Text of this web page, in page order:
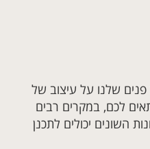
שלנו על עיצוב של
לכם, במקרים רבים
השונים יכולים לתכנן